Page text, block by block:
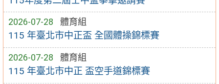
2026-07-28 體育組
115 年臺北市中正盃 全國體操錦標賽
2026-07-28 體育組
115 年臺北市中正 盃空手道錦標賽